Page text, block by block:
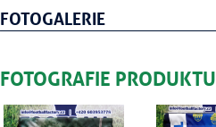
FOTOGALERIE
FOTOGRAFIE PRODUKTU